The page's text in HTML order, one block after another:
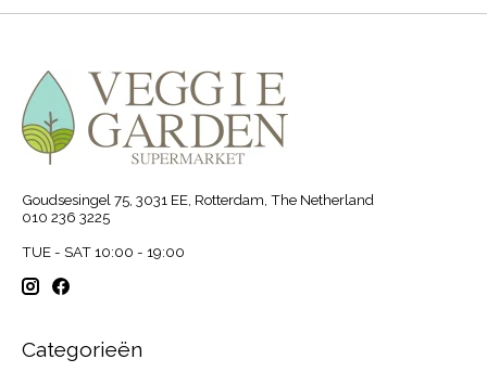
Goudsesingel 75, 3031 EE, Rotterdam, The Netherland
010 236 3225
TUE - SAT 10:00 - 19:00
Categorieën